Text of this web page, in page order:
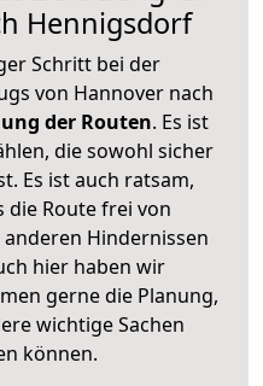
Hennigsdorf
Schritt bei der
von Hannover nach
der Routen. Es ist
die sowohl sicher
Es ist auch ratsam,
die Route frei von
Hindernissen
hier haben wir
gerne die Planung,
wichtige Sachen
können.